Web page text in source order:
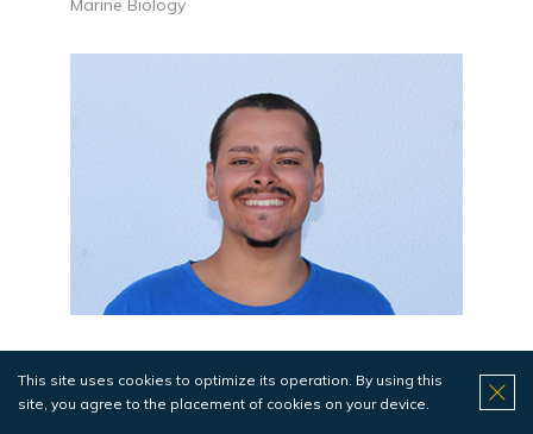
Marine Biology
André Costa
This site uses cookies to optimize its operation. By using this
site, you agree to the placement of cookies on your device.